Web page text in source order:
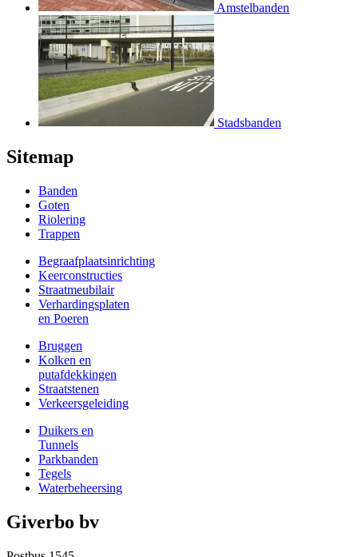
Amstelbanden
Stadsbanden
Sitemap
Banden
Goten
Riolering
Trappen
Begraafplaatsinrichting
Keerconstructies
Straatmeubilair
Verhardingsplaten
en Poeren
Bruggen
Kolken en
putafdekkingen
Straatstenen
Verkeersgeleiding
Duikers en
Tunnels
Parkbanden
Tegels
Waterbeheersing
Giverbo bv